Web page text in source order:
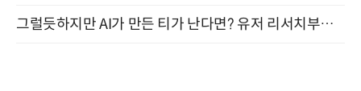
그럴듯하지만 AI가 만든 티가 난다면? 유저 리서치부터 배포까지! (9/15)